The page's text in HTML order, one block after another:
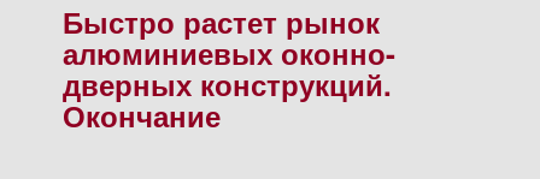
Быстро растет рынок
алюминиевых оконно-
дверных конструкций.
Окончание